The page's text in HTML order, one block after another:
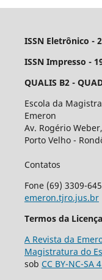
ISSN Eletrônico -
ISSN Impresso -
QUALIS B2 -
Escola da
Emeron
Av. Rogério
Porto Velho -
Contatos
Fone (69) 3309-
emeron.tjro.jus.br
Termos da Licença
A Revista da
Magistratura do
sob CC BY-NC-SA